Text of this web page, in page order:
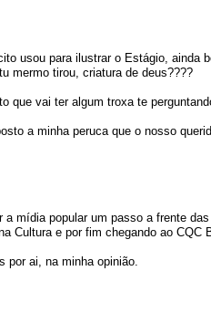
usou para ilustrar o Estágio, ainda
mermo tirou, criatura de deus????
que vai ter algum troxa te
a minha peruca que o nosso
mídia popular um passo a frente
Cultura e por fim chegando ao CQC
por ai, na minha opinião.